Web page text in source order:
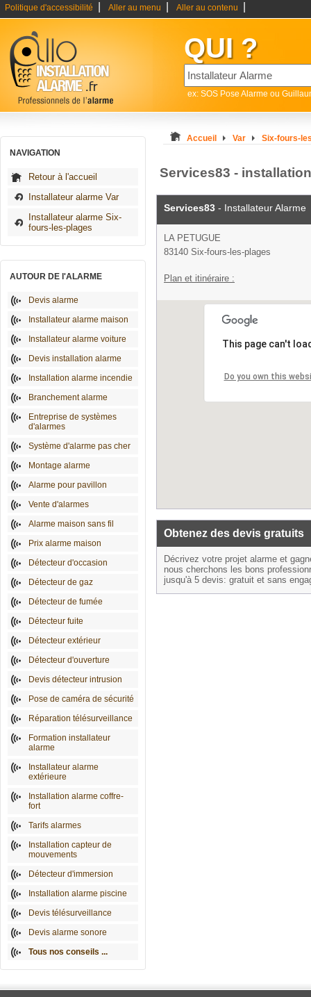
Politique d'accessibilité Aller au menu Aller au contenu
QUI ?
ex: SOS Pose Alarme ou
NAVIGATION
Retour à l'accueil
Installateur alarme Var
Installateur alarme Six-
fours-les-plages
AUTOUR DE l'ALARME
Devis alarme
Installateur alarme maison
Installateur alarme voiture
Devis installation alarme
Installation alarme incendie
Branchement alarme
Entreprise de systèmes
d'alarmes
Système d'alarme pas cher
Montage alarme
Alarme pour pavillon
Vente d'alarmes
Alarme maison sans fil
Prix alarme maison
Détecteur d'occasion
Détecteur de gaz
Détecteur de fumée
Détecteur fuite
Détecteur extérieur
Détecteur d'ouverture
Devis détecteur intrusion
Pose de caméra de sécurité
Réparation télésurveillance
Formation installateur
alarme
Installateur alarme
extérieure
Installation alarme coffre-
fort
Tarifs alarmes
Installation capteur de
mouvements
Détecteur d'immersion
Installation alarme piscine
Devis télésurveillance
Devis alarme sonore
Tous nos conseils ...
Accueil Var Six-fours-
Services83 -
Services83 - Installateur Alarme
LA PETUGUE
83140 Six-fours-les-plages
Plan et itinéraire :
This page can't
Do you own this
Obtenez des devis gratuits
Décrivez votre projet alarme et
nous cherchons les bons
jusqu'à 5 devis: gratuit et sans